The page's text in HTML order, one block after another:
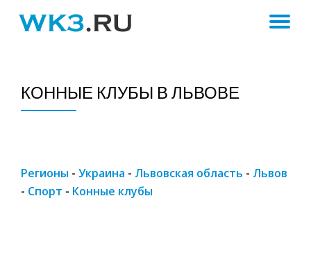
КОННЫЕ КЛУБЫ В ЛЬВОВЕ
Регионы - Украина - Львовская область - Львов
- Спорт - Конные клубы